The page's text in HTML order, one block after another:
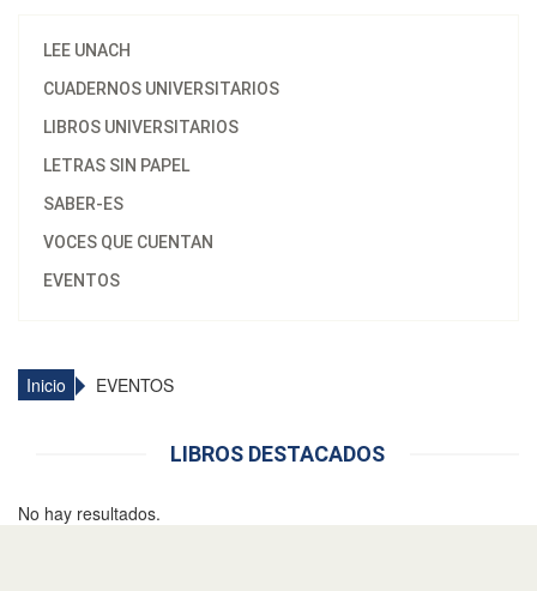
LEE UNACH
CUADERNOS UNIVERSITARIOS
LIBROS UNIVERSITARIOS
LETRAS SIN PAPEL
SABER-ES
VOCES QUE CUENTAN
EVENTOS
Inicio EVENTOS
LIBROS DESTACADOS
No hay resultados.